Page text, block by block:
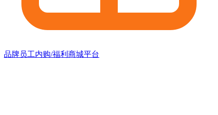
品牌员工内购/福利商城平台